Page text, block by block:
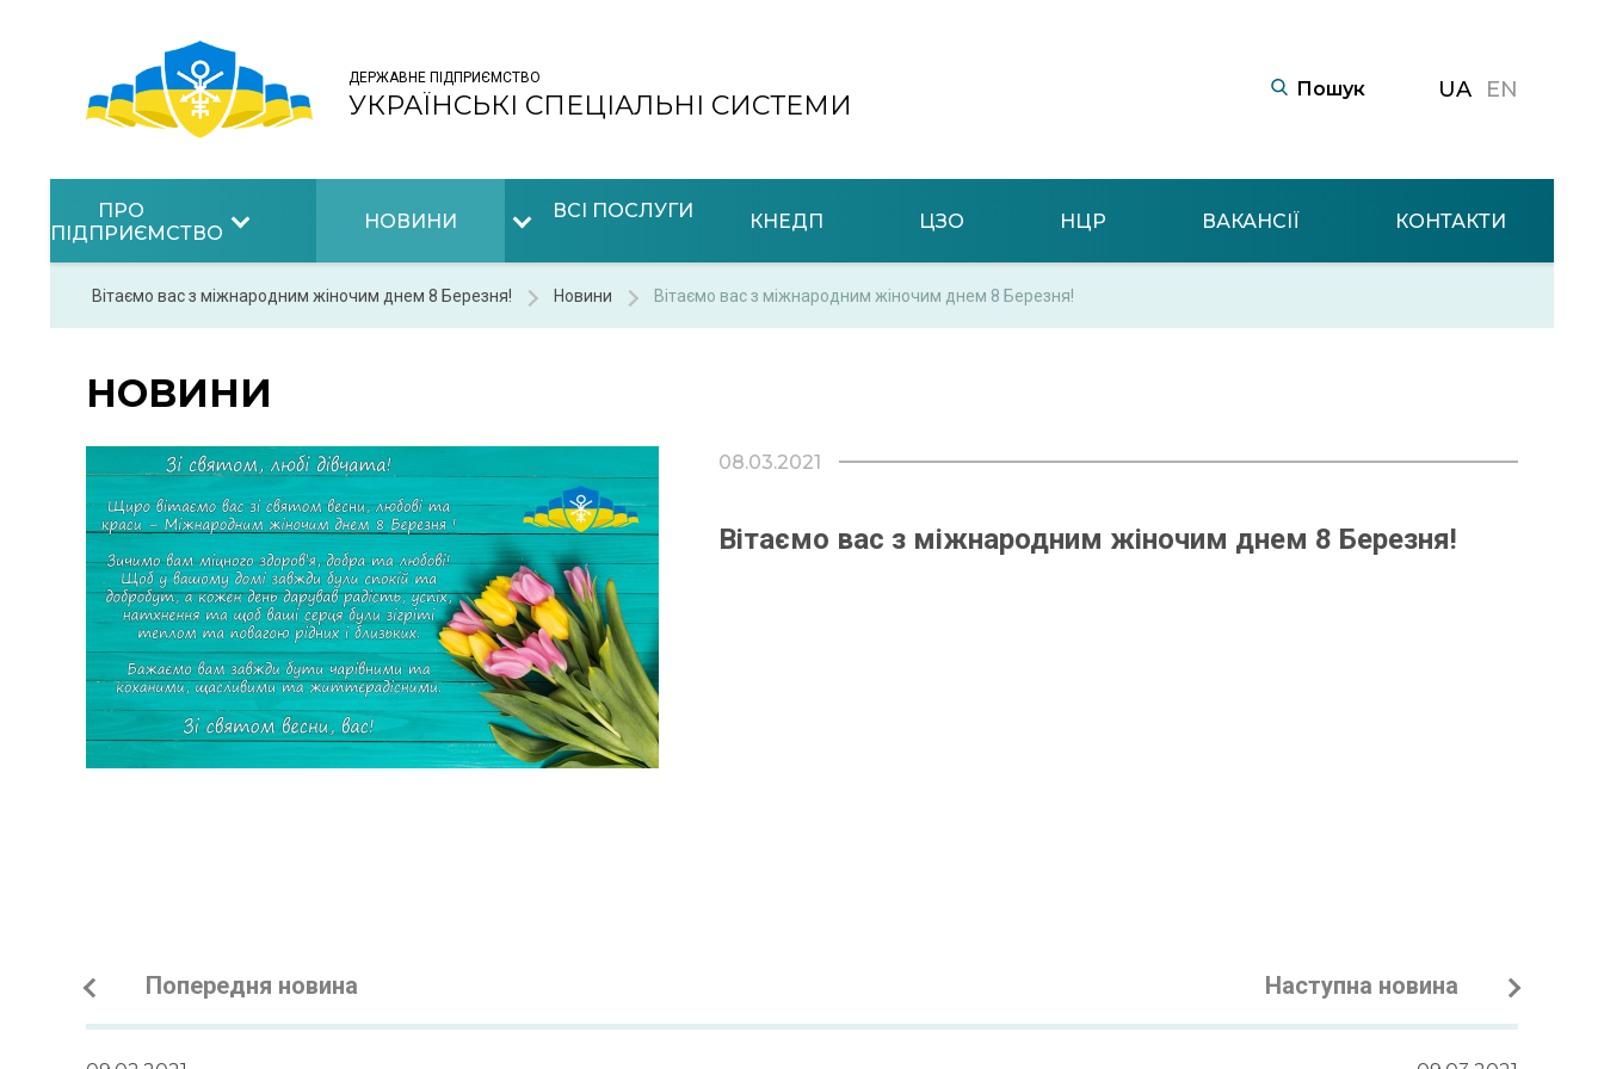
ДЕРЖАВНЕ ПІДПРИЄМСТВО
УКРАЇНСЬКІ СПЕЦІАЛЬНІ СИСТЕМИ UA EN
ПРО
ПІДПРИЄМСТВО
НОВИНИ ВСІ ПОСЛУГИ КНЕДП ЦЗО НЦР ВАКАНСІЇ КОНТАКТИ
Вітаємо вас з міжнародним жіночим днем 8 Березня! Новини Вітаємо вас з міжнародним жіночим днем 8 Березня!
НОВИНИ
08.03.2021
Вітаємо вас з міжнародним жіночим днем 8 Березня!
Попередня новина Наступна новина